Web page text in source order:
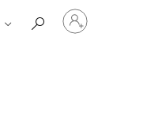
Jelentkezzen
be